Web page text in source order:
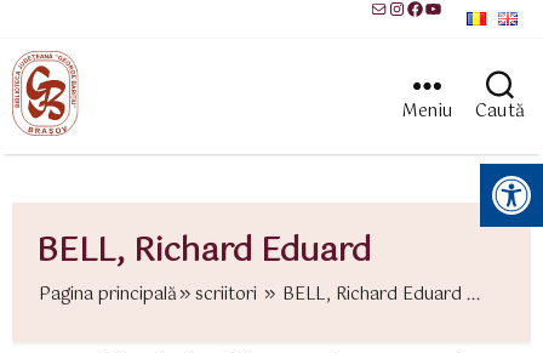
MailInstagram
Facebook
YouTube
Meniu Caută
Instrumente pentru accesibilitate
BELL, Richard Eduard
Pagina principală scriitori BELL, Richard Eduard ...